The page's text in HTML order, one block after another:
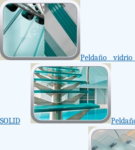
Peldaño vidrio
SOLID